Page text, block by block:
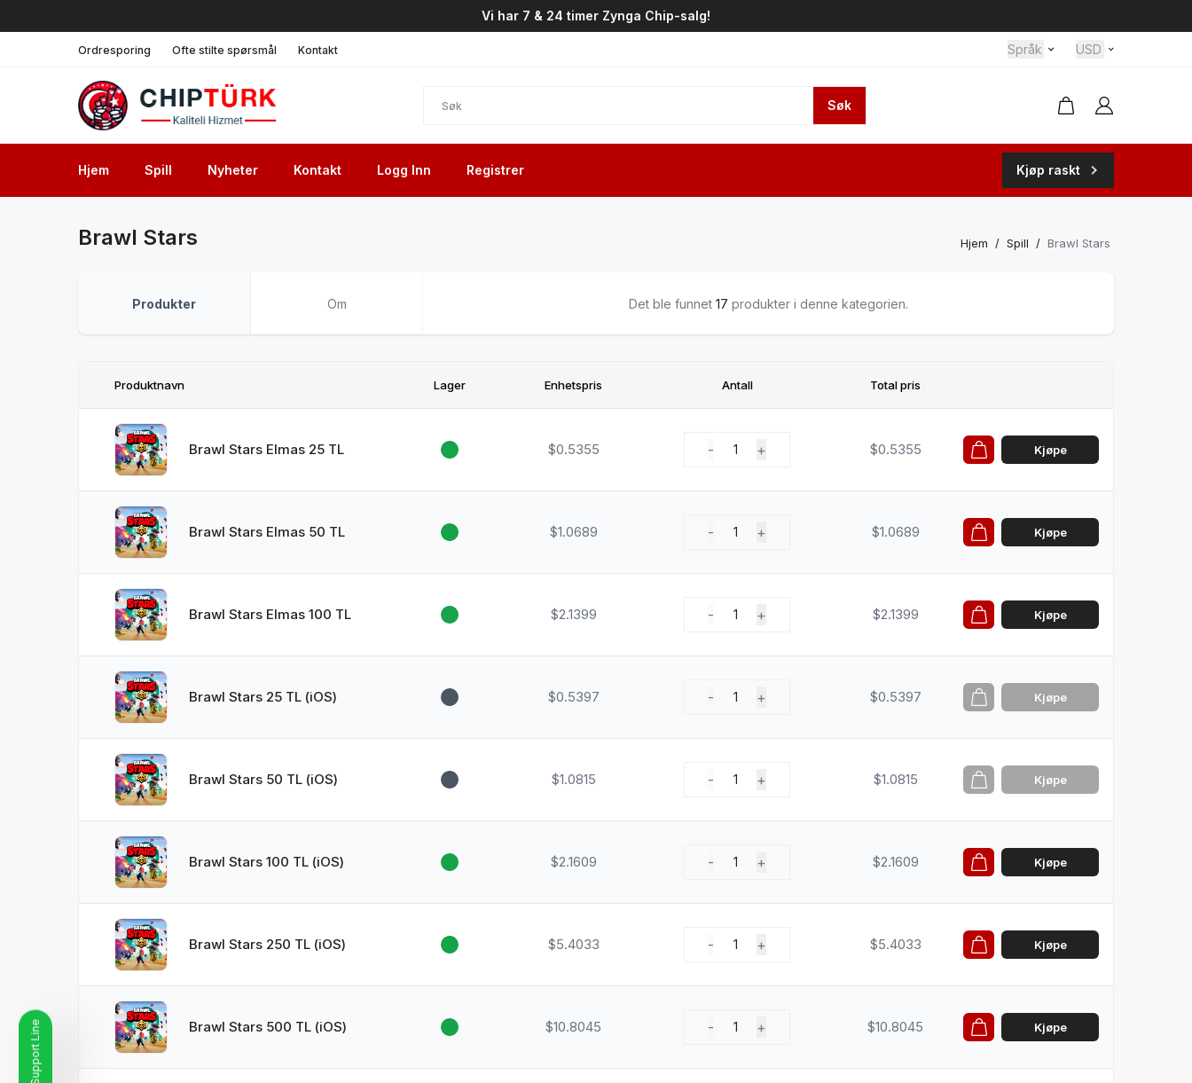
Vi har 7 & 24 timer Zynga Chip-salg!
Ordresporing Ofte stilte spørsmål Kontakt Språk USD
Søk
Hjem Spill Nyheter Kontakt Logg Inn Registrer Kjøp raskt
Brawl Stars Hjem / Spill / Brawl Stars
Produkter Om Det ble funnet17 produkter i denne kategorien.
Produktnavn Lager Enhetspris Antall Total pris
Brawl Stars Elmas 25 TL $0.5355 - 1 + $0.5355 Kjøpe
Brawl Stars Elmas 50 TL $1.0689 - 1 + $1.0689 Kjøpe
Brawl Stars Elmas 100 TL $2.1399 - 1 + $2.1399 Kjøpe
Brawl Stars 25 TL (iOS) $0.5397 - 1 + $0.5397 Kjøpe
Brawl Stars 50 TL (iOS) $1.0815 - 1 + $1.0815 Kjøpe
Brawl Stars 100 TL (iOS) $2.1609 - 1 + $2.1609 Kjøpe
Brawl Stars 250 TL (iOS) $5.4033 - 1 + $5.4033 Kjøpe
Brawl Stars 500 TL (iOS) $10.8045 - 1 + $10.8045 Kjøpe